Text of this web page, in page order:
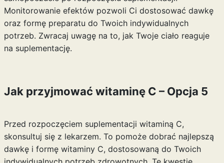
Monitorowanie efektów pozwoli Ci dostosować dawkę
oraz formę preparatu do Twoich indywidualnych
potrzeb. Zwracaj uwagę na to, jak Twoje ciało reaguje
na suplementację.
Jak przyjmować witaminę C – Opcja 5
Przed rozpoczęciem suplementacji witaminą C,
skonsultuj się z lekarzem. To pomoże dobrać najlepszą
dawkę i formę witaminy C, dostosowaną do Twoich